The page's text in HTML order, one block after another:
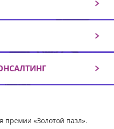
премии «Золотой пазл».